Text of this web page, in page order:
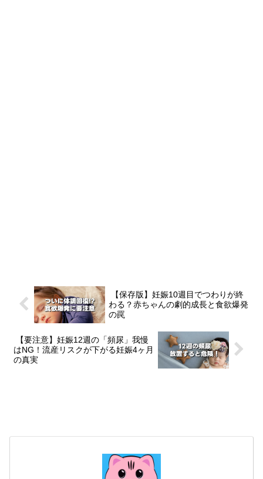
【保存版】妊娠10週目でつわりが終
わる？赤ちゃんの劇的成長と食欲爆発
の罠
【要注意】妊娠12週の「頻尿」我慢
はNG！流産リスクが下がる妊娠4ヶ月
の真実